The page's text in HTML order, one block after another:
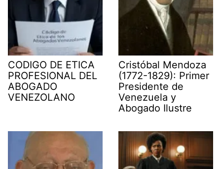
CODIGO DE ETICA
PROFESIONAL DEL
ABOGADO
VENEZOLANO
Cristóbal Mendoza
(1772-1829): Primer
Presidente de
Venezuela y
Abogado Ilustre